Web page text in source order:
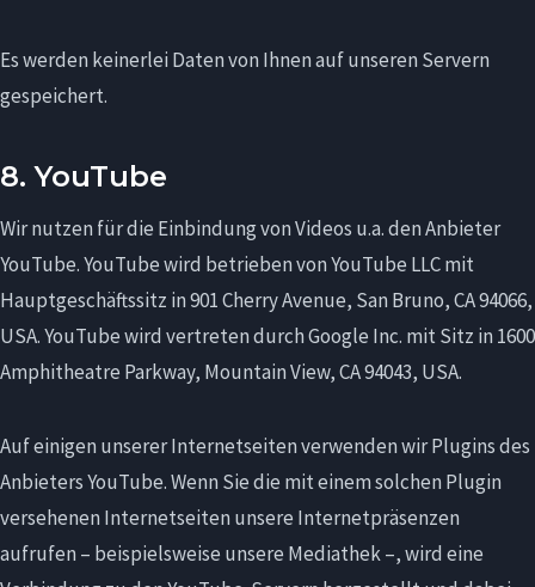
Es werden keinerlei Daten von Ihnen auf unseren Servern
gespeichert.
8. YouTube
Wir nutzen für die Einbindung von Videos u.a. den Anbieter
YouTube. YouTube wird betrieben von YouTube LLC mit
Hauptgeschäftssitz in 901 Cherry Avenue, San Bruno, CA 94066,
USA. YouTube wird vertreten durch Google Inc. mit Sitz in 1600
Amphitheatre Parkway, Mountain View, CA 94043, USA.
Auf einigen unserer Internetseiten verwenden wir Plugins des
Anbieters YouTube. Wenn Sie die mit einem solchen Plugin
versehenen Internetseiten unsere Internetpräsenzen
aufrufen – beispielsweise unsere Mediathek –, wird eine